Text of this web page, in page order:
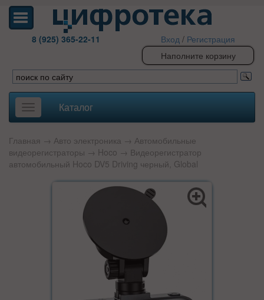
8 (925) 365-22-11 Вход / Регистрация
Наполните корзину
Toggle
navigation
Каталог
Главная → Авто электроника → Автомобильные
видеорегистраторы → Hoco → Видеорегистратор
автомобильный Hoco DV5 Driving черный, Global